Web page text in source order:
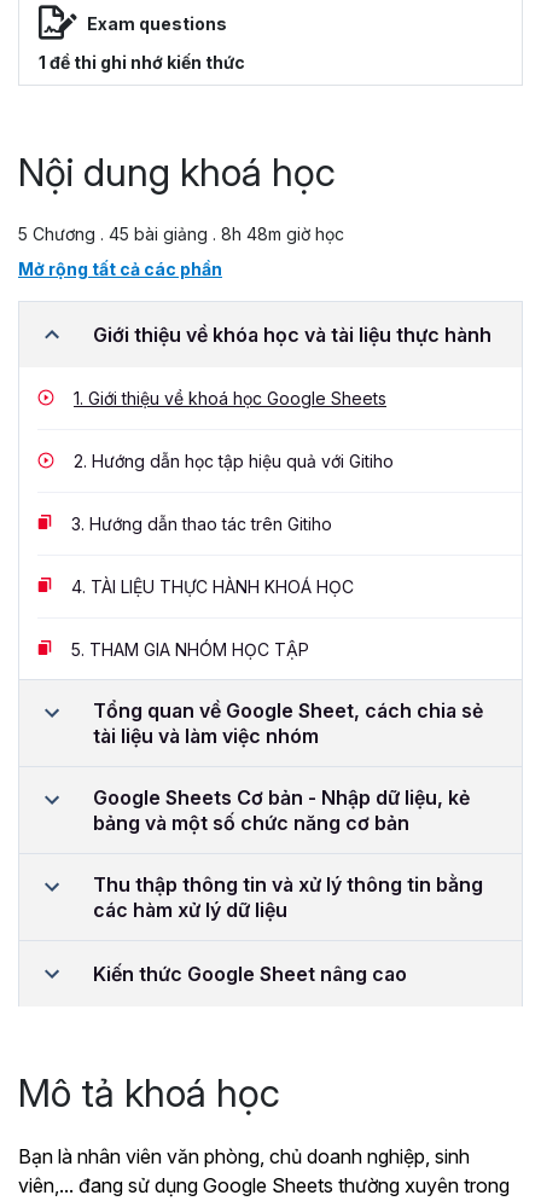
Exam questions
1 đề thi ghi nhớ kiến thức
Nội dung khoá học
5 Chương . 45 bài giảng . 8h 48m giờ học
Mở rộng tất cả các phần
Giới thiệu về khóa học và tài liệu thực hành
1. Giới thiệu về khoá học Google Sheets
2. Hướng dẫn học tập hiệu quả với Gitiho
3. Hướng dẫn thao tác trên Gitiho
4. TÀI LIỆU THỰC HÀNH KHOÁ HỌC
5. THAM GIA NHÓM HỌC TẬP
Tổng quan về Google Sheet, cách chia sẻ
tài liệu và làm việc nhóm
Google Sheets Cơ bản - Nhập dữ liệu, kẻ
bảng và một số chức năng cơ bản
Thu thập thông tin và xử lý thông tin bằng
các hàm xử lý dữ liệu
Kiến thức Google Sheet nâng cao
Mô tả khoá học
Bạn là nhân viên văn phòng, chủ doanh nghiệp, sinh
viên,... đang sử dụng Google Sheets thường xuyên trong